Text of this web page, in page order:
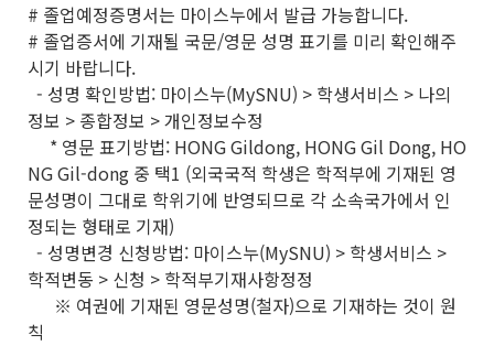
# 졸업예정증명서는 마이스누에서 발급 가능합니다.
# 졸업증서에 기재될 국문/영문 성명 표기를 미리 확인해주
시기 바랍니다.
- 성명 확인방법: 마이스누(MySNU) > 학생서비스 > 나의
정보 > 종합정보 > 개인정보수정
* 영문 표기방법: HONG Gildong, HONG Gil Dong, HO
NG Gil-dong 중 택1 (외국국적 학생은 학적부에 기재된 영
문성명이 그대로 학위기에 반영되므로 각 소속국가에서 인
정되는 형태로 기재)
- 성명변경 신청방법: 마이스누(MySNU) > 학생서비스 >
학적변동 > 신청 > 학적부기재사항정정
※ 여권에 기재된 영문성명(철자)으로 기재하는 것이 원
칙